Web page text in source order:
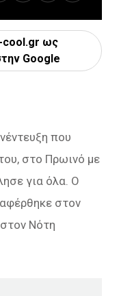
cool.gr ως
Google
που
στο Πρωινό με
για όλα. Ο
στον
Νότη